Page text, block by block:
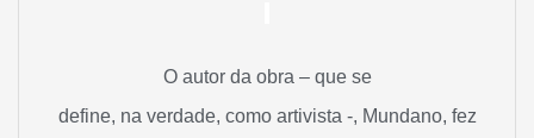
O autor da obra – que se
define, na verdade, como artivista -, Mundano, fez